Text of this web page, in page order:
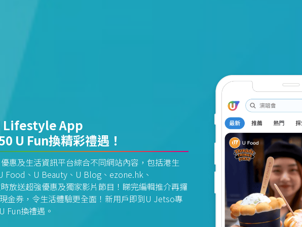
Lifestyle App
U Fun換精彩禮遇！
惠及生活資訊平台綜合不同網站內容，包括港生
Food、U Beauty、U Blog、ezone.hk、
放送超強優惠及獨家影片節目！睇完編輯推介再攞
金券，令生活體驗更全面！新用戶即到U Jetso專
Fun換禮遇。